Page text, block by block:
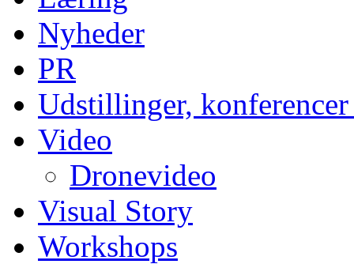
Nyheder
PR
Udstillinger, konferencer
Video
Dronevideo
Visual Story
Workshops